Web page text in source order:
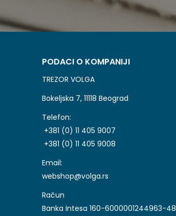
PODACI O KOMPANIJI
TREZOR VOLGA
Bokeljska 7, 11118 Beograd
Telefon:
+381 (0) 11 405 9007
+381 (0) 11 405 9008
Email:
webshop@volga.rs
Račun
Banka Intesa 160-6000001244963-48